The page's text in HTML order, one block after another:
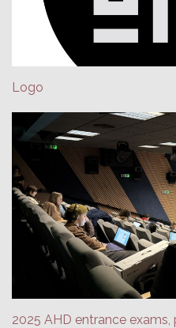
Logo
2025 AHD entrance